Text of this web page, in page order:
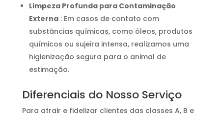
Limpeza Profunda para Contaminação
Externa: Em casos de contato com
substâncias químicas, como óleos, produtos
químicos ou sujeira intensa, realizamos uma
higienização segura para o animal de
estimação.
Diferenciais do Nosso Serviço
Para atrair e fidelizar clientes das classes A, B e